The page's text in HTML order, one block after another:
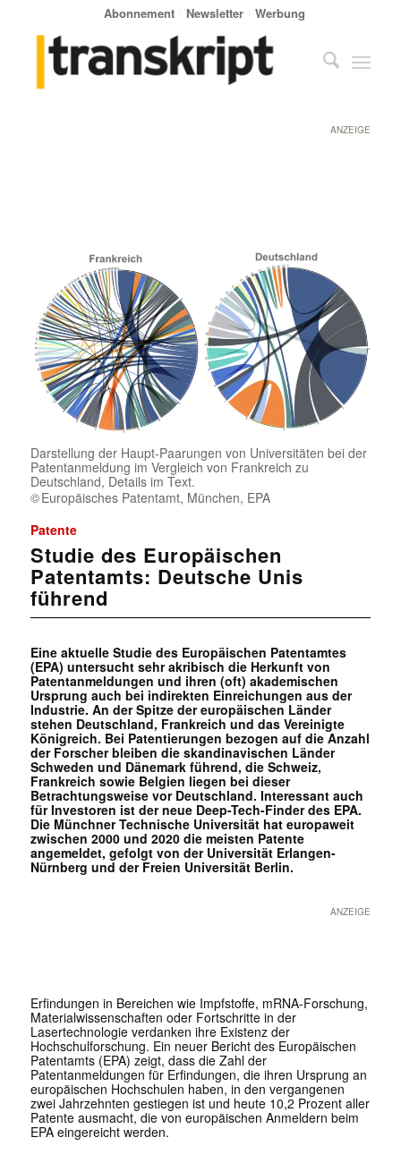
Abonnement Newsletter Werbung
ANZEIGE
Darstellung der Haupt-Paarungen von Universitäten bei der
Patentanmeldung im Vergleich von Frankreich zu
Deutschland, Details im Text.
Europäisches Patentamt, München, EPA
Patente
Studie des Europäischen
Patentamts: Deutsche Unis
führend
Eine aktuelle Studie des Europäischen Patentamtes
(EPA) untersucht sehr akribisch die Herkunft von
Patentanmeldungen und ihren (oft) akademischen
Ursprung auch bei indirekten Einreichungen aus der
Industrie. An der Spitze der europäischen Länder
stehen Deutschland, Frankreich und das Vereinigte
Königreich. Bei Patentierungen bezogen auf die Anzahl
der Forscher bleiben die skandinavischen Länder
Schweden und Dänemark führend, die Schweiz,
Frankreich sowie Belgien liegen bei dieser
Betrachtungsweise vor Deutschland. Interessant auch
für Investoren ist der neue Deep-Tech-Finder des EPA.
Die Münchner Technische Universität hat europaweit
zwischen 2000 und 2020 die meisten Patente
angemeldet, gefolgt von der Universität Erlangen-
Nürnberg und der Freien Universität Berlin.
ANZEIGE
Erfindungen in Bereichen wie Impfstoffe, mRNA-Forschung,
Materialwissenschaften oder Fortschritte in der
Lasertechnologie verdanken ihre Existenz der
Hochschulforschung. Ein neuer Bericht des Europäischen
Patentamts (EPA) zeigt, dass die Zahl der
Patentanmeldungen für Erfindungen, die ihren Ursprung an
europäischen Hochschulen haben, in den vergangenen
zwei Jahrzehnten gestiegen ist und heute 10,2 Prozent aller
Patente ausmacht, die von europäischen Anmeldern beim
EPA eingereicht werden.